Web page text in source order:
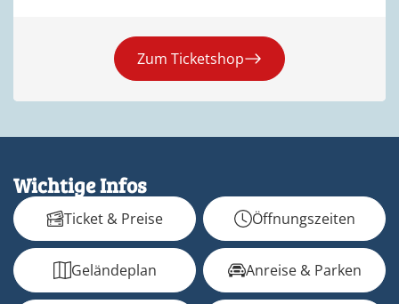
Zum Ticketshop
Wichtige Infos
Ticket & Preise Öffnungszeiten
Geländeplan Anreise & Parken